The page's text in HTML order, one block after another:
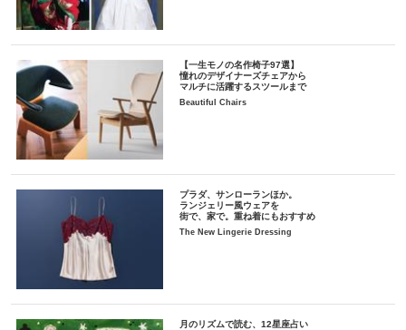
【一生モノの名作椅子97選】
憧れのデザイナーズチェアから
マルチに活躍するスツールまで
Beautiful Chairs
プラダ、サンローランほか。
ランジェリー風ウェアを
街で、家で。重ね着にもおすすめ
The New Lingerie Dressing
月のリズムで読む、12星座占い